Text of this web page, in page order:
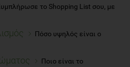
το Shopping List σου, με
Πόσο υψηλός είναι ο
Ποιο είναι το